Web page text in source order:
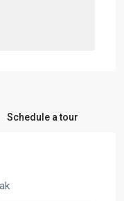
Schedule a tour